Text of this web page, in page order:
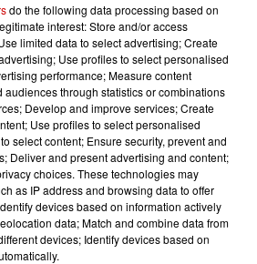
- Gagnez vos entrées
l'un des zoos de nos
!
Vacances - Gagnez
séjour en famille au cœur
do the following data processing based on
interest: Store and/or access
limited data to select advertising; Create
Use profiles to select personalised
performance; Measure content
audiences through statistics or combinations
Develop and improve services; Create
Use profiles to select personalised
select content; Ensure security, prevent and
Deliver and present advertising and content;
choices. These technologies may
as IP address and browsing data to offer
devices based on information actively
data; Match and combine data from
devices; Identify devices based on